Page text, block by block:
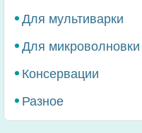
Для мультиварки
Для микроволновки
Консервации
Разное